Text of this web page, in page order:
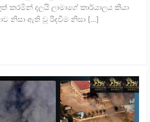
කරමින් දලයි ලාමාගේ කාර්යාලය කියා
නිසා ඇති වූ රිදවීම නිසා […]